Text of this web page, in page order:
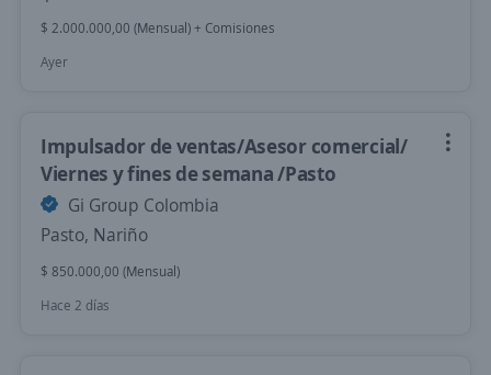
$ 2.000.000,00 (Mensual) + Comisiones
Ayer
Impulsador de ventas/Asesor comercial/
Viernes y fines de semana /Pasto
Gi Group Colombia
Pasto, Nariño
$ 850.000,00 (Mensual)
Hace 2 días